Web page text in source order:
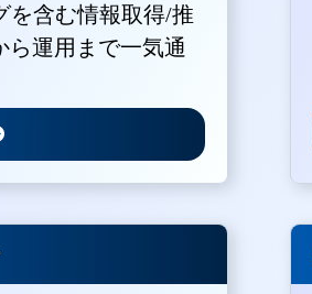
を含む情報取得/推
ら運用まで一気通